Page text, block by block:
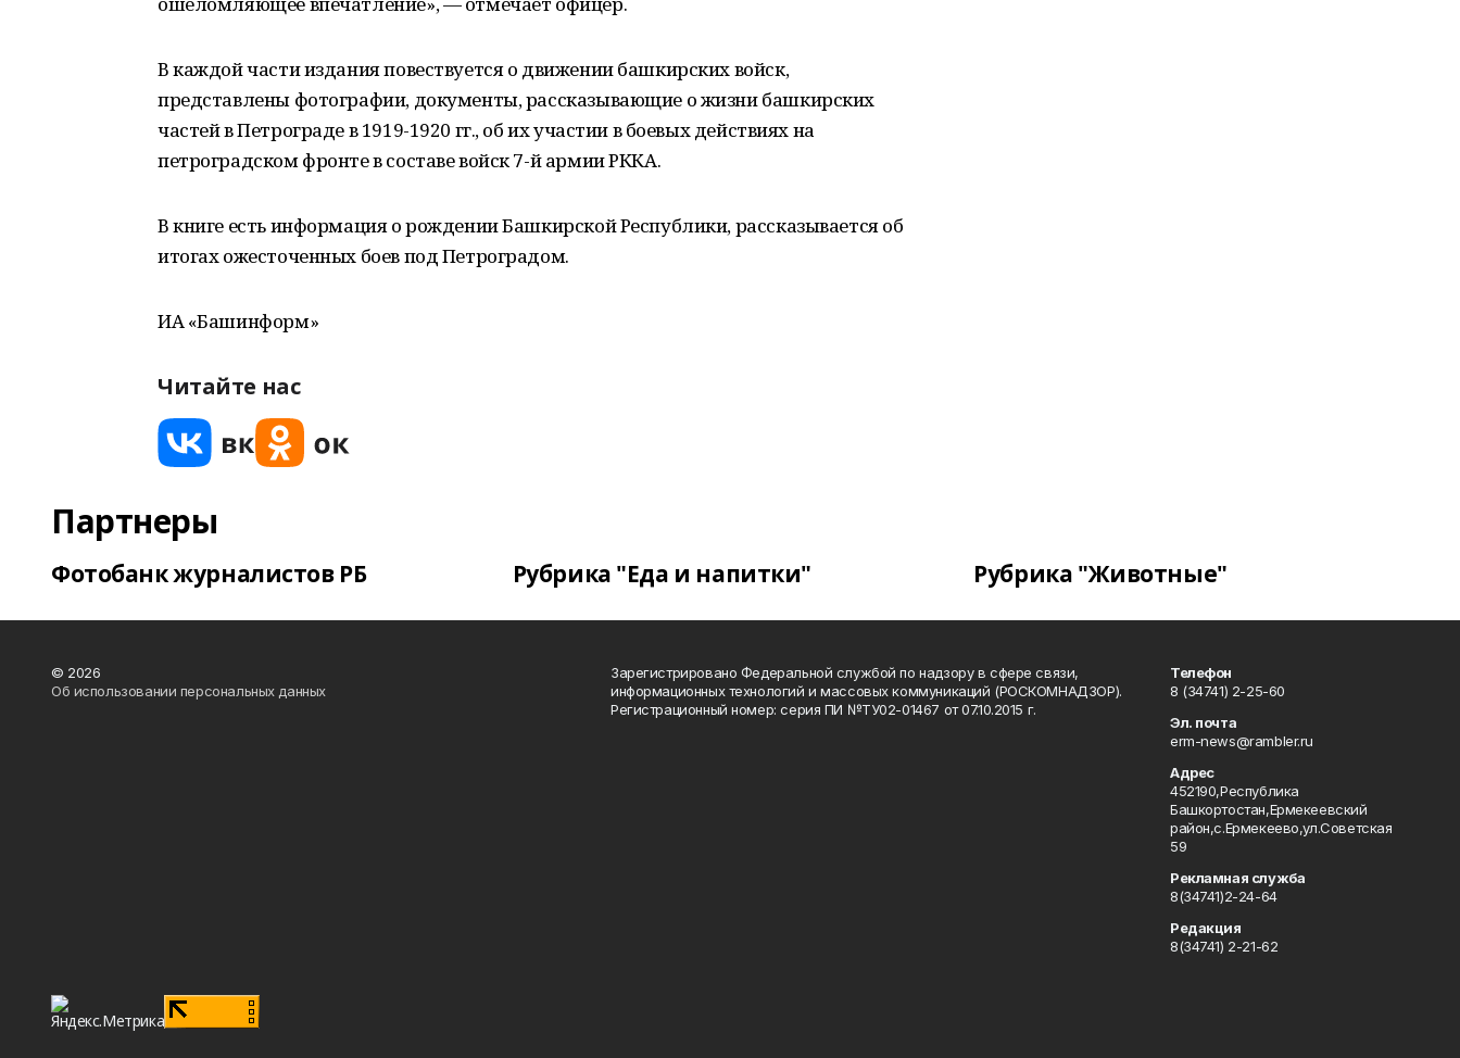
В каждой части издания повествуется о движении башкирских войск,
представлены фотографии, документы, рассказывающие о жизни башкирских
частей в Петрограде в 1919-1920 гг., об их участии в боевых действиях на
петроградском фронте в составе войск 7-й армии РККА.
В книге есть информация о рождении Башкирской Республики, рассказывается об
итогах ожесточенных боев под Петроградом.
ИА «Башинформ»
Читайте нас
Партнеры
Фотобанк журналистов РБ Рубрика "Еда и напитки" Рубрика "Животные"
© 2026
Об использовании персональных данных
Зарегистрировано Федеральной службой по надзору в сфере связи,
информационных технологий и массовых коммуникаций (РОСКОМНАДЗОР).
Регистрационный номер: серия ПИ №ТУ02-01467 от 07.10.2015 г.
Телефон
8 (34741) 2-25-60
Эл. почта
erm-news@rambler.ru
Адрес
452190,Республика
Башкортостан,Ермекеевский
район,с.Ермекеево,ул.Советская
59
Рекламная служба
8(34741)2-24-64
Редакция
8(34741) 2-21-62